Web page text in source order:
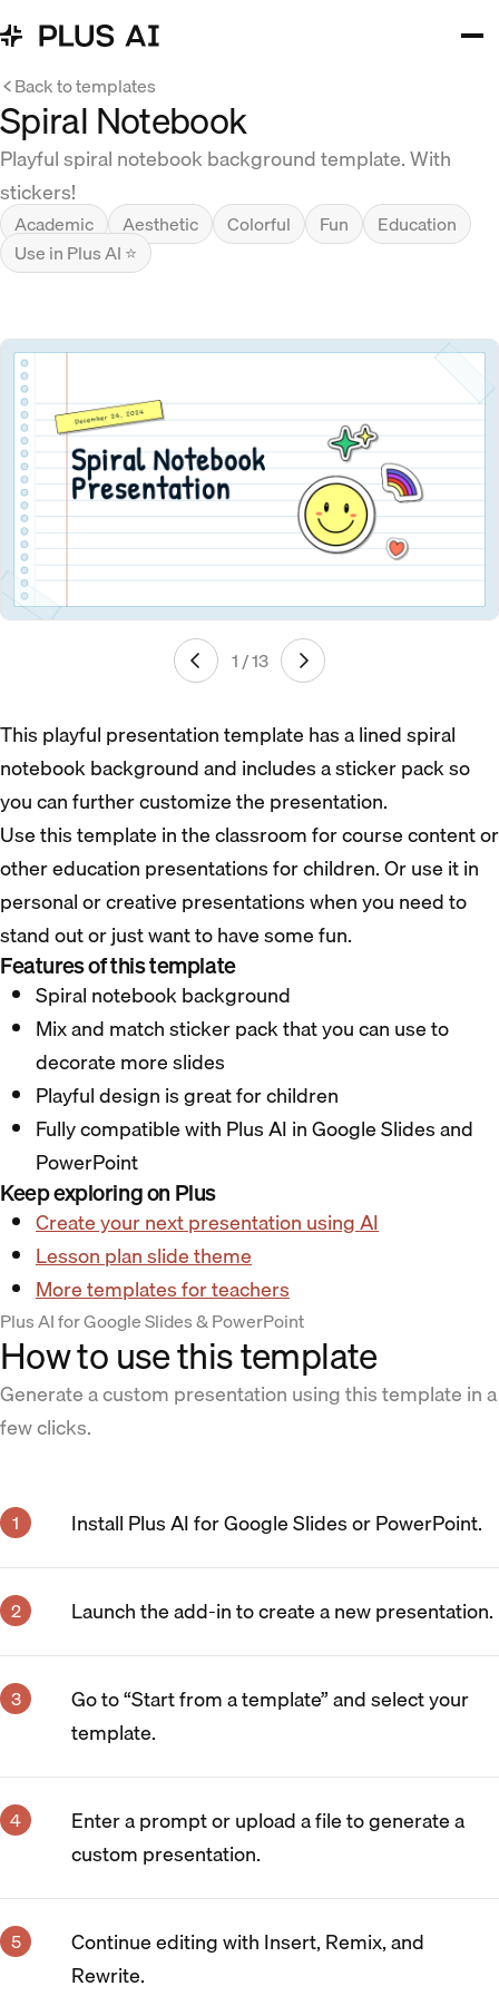
Back to templates
Spiral Notebook
Playful spiral notebook background template. With
stickers!
Academic Aesthetic Colorful Fun
Education
Use in Plus AI ⭐
1 / 13
This playful presentation template has a lined spiral
notebook background and includes a sticker pack so
you can further customize the presentation.
Use this template in the classroom for course content or
other education presentations for children. Or use it in
personal or creative presentations when you need to
stand out or just want to have some fun.
Features of this template
Spiral notebook background
Mix and match sticker pack that you can use to
decorate more slides
Playful design is great for children
Fully compatible with Plus AI in Google Slides and
PowerPoint
Keep exploring on Plus
Create your next presentation using AI
Lesson plan slide theme
More templates for teachers
Plus AI for Google Slides & PowerPoint
How to use this template
Generate a custom presentation using this template in a
few clicks.
Install Plus AI for Google Slides or PowerPoint.
Launch the add-in to create a new presentation.
Go to “Start from a template” and select your
template.
Enter a prompt or upload a file to generate a
custom presentation.
Continue editing with Insert, Remix, and
Rewrite.